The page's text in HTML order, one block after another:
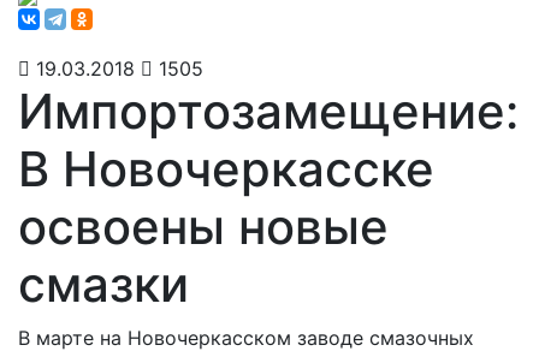
19.03.2018 1505
Импортозамещение:
В Новочеркасске
освоены новые
смазки
В марте на Новочеркасском заводе смазочных